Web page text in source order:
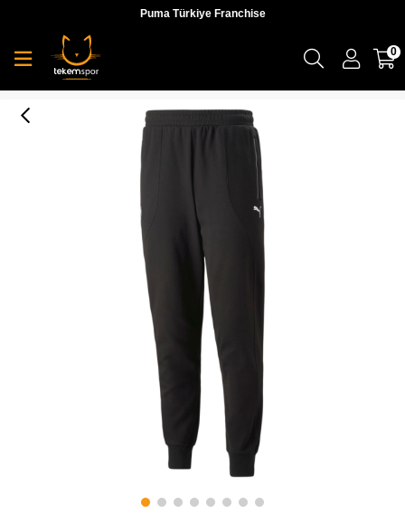
Puma Türkiye Franchise
0